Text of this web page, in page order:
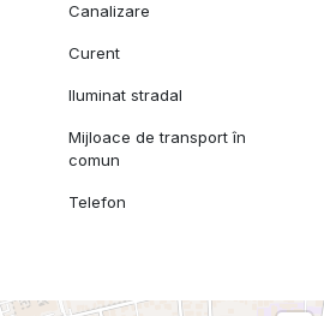
Canalizare
Curent
Iluminat stradal
Mijloace de transport în
comun
Telefon